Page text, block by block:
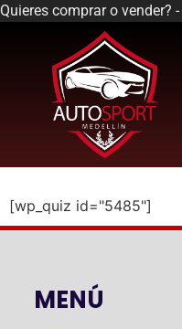
Quieres comprar o vender? -
[wp_quiz id="5485"]
MENÚ